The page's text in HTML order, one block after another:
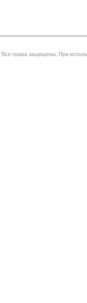
Все права защищены. При